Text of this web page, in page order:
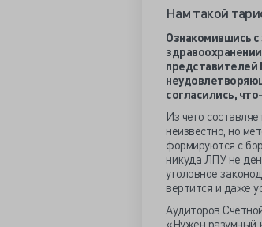
Нам такой
Ознакомившись
согласились,
Из чего
неизвестно, но
формируются с
никуда ЛПУ не
уголовное
вертится и даже
Аудиторов
«Нужен разумный